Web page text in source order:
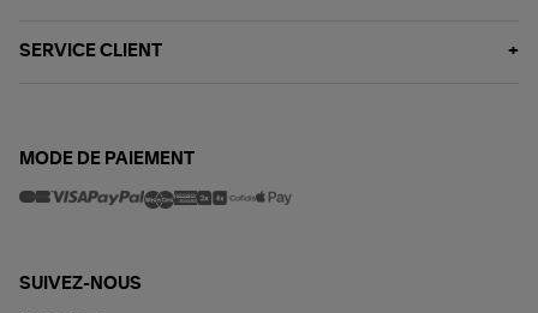
SERVICE CLIENT
MODE DE PAIEMENT
SUIVEZ-NOUS